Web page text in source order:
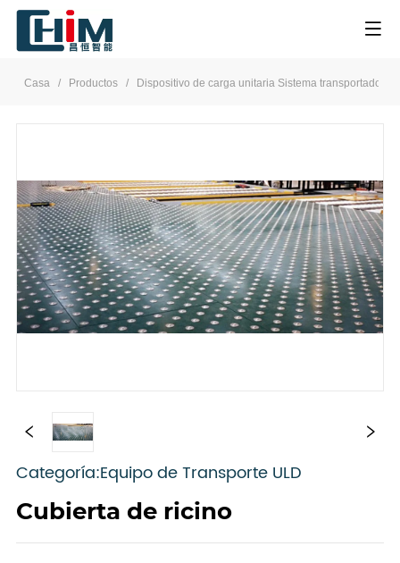
Casa / Productos / Dispositivo de carga unitaria Sistema transportador
Categoría:Equipo de Transporte ULD
Cubierta de ricino